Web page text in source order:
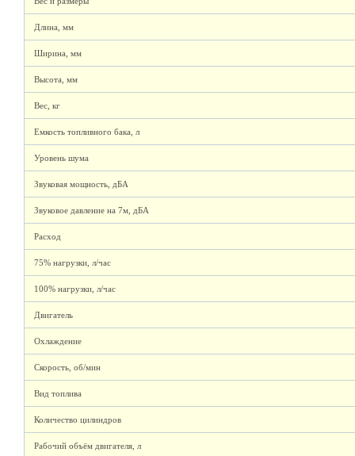
Длина, мм
Ширина, мм
Высота, мм
Вес, кг
Емкость топливного бака, л
Уровень шума
Звуковая мощность, дБА
Звуковое давление на 7м, дБА
Расход
75% нагрузки, л/час
100% нагрузки, л/час
Двигатель
Охлаждение
Скорость, об/мин
Вид топлива
Количество цилиндров
Рабочий объём двигателя, л